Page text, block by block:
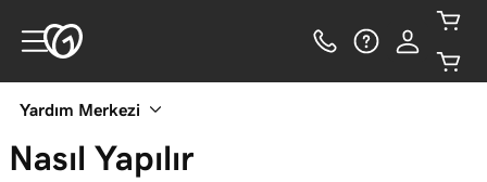
Yardım Merkezi
Nasıl Yapılır